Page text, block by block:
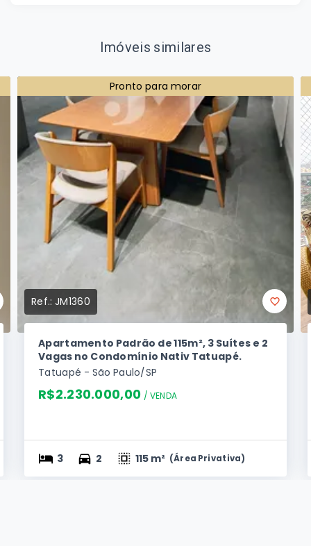
Imóveis similares
Pronto para morar
Ref.:JM1360
Apartamento Padrão de 115m², 3 Suítes e 2
Vagas no Condomínio Nativ Tatuapé.
Tatuapé - São Paulo/SP
R$2.230.000,00 / VENDA
3 2 115 m² (Área Privativa)